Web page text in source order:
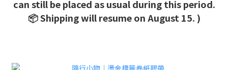
can still be placed as usual during this period.
📦 Shipping will resume on August 15. )